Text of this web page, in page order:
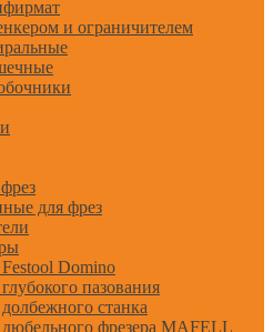
и ограничителем
для фрез
Domino
пазования
станка
фрезера MAFELL